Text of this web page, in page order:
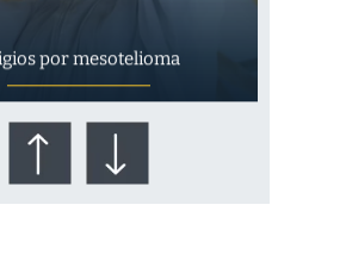
por mesotelioma